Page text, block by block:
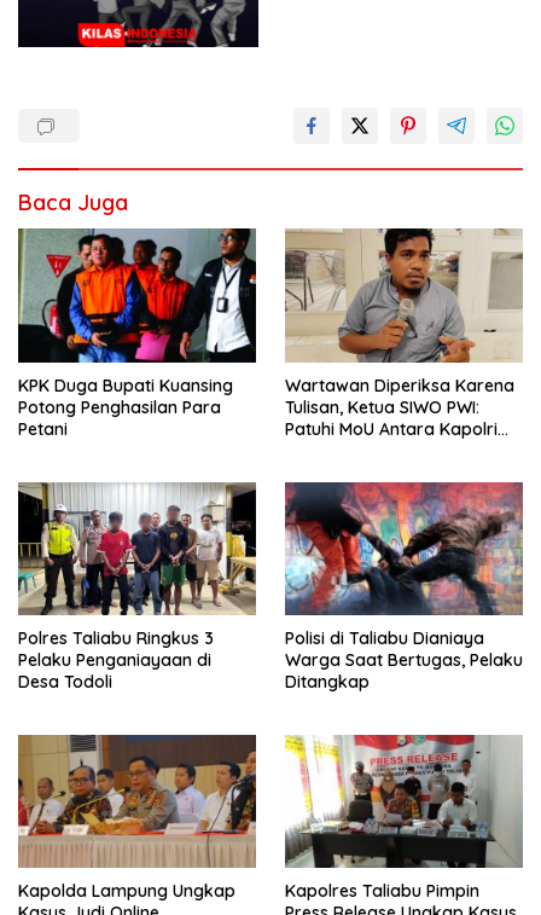
Baca Juga
KPK Duga Bupati Kuansing
Potong Penghasilan Para
Petani
Wartawan Diperiksa Karena
Tulisan, Ketua SIWO PWI:
Patuhi MoU Antara Kapolri
Polres Taliabu Ringkus 3
Pelaku Penganiayaan di
Desa Todoli
Polisi di Taliabu Dianiaya
Warga Saat Bertugas, Pelaku
Ditangkap
Kapolda Lampung Ungkap
Kapolres Taliabu Pimpin